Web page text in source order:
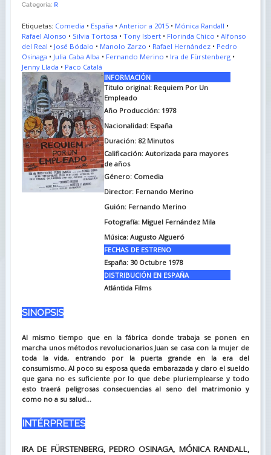
Categoría: R
Etiquetas: Comedia • España • Anterior a 2015• Mónica Randall •
Rafael Alonso • Silvia Tortosa • Tony Isbert• Florinda Chico • Alfonso
del Real • José Bódalo • Manolo Zarzo • Rafael Hernández• Pedro
Osinaga • Julia Caba Alba • Fernando Merino • Ira de Fürstenberg•
Jenny Llada • Paco Catalá
INFORMACIÓN
Titulo original: Requiem Por Un
Empleado
Año Producción: 1978
Nacionalidad: España
Duración: 82 Minutos
Calificación: Autorizada para mayores
de años
Género: Comedia
Director: Fernando Merino
Guión: Fernando Merino
Fotografía: Miguel Fernández Mila
Música: Augusto Algueró
FECHAS DE ESTRENO
España: 30 Octubre 1978
DISTRIBUCIÓN EN ESPAÑA
Atlántida Films
SINOPSIS
Al mismo tiempo que en la fábrica donde trabaja se ponen en
marcha unos métodos revolucionarios Juan se casa con la mujer de
toda la vida, entrando por la puerta grande en la era del
consumismo. Al poco su esposa queda embarazada y claro el sueldo
que gana no es suficiente por lo que debe pluriemplearse y todo
esto traerá peligrosas consecuencias al seno del matrimonio y
como no a su salud...
INTÉRPRETES
IRA DE FÜRSTENBERG, PEDRO OSINAGA, MÓNICA RANDALL,